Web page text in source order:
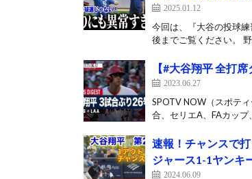
2025.01.12
今回は、『大谷の投球
後までご覧ください。
【#大谷翔平 全打
2023.06.27
SPOTV NOW（スポテ
合、セリエA、FAカッ
速報！チャンスで
ジャース1-1ヤンキ
2024.06.09